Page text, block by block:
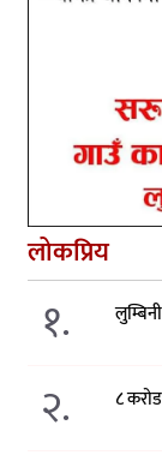
लोकप्रिय
१.
२. ८